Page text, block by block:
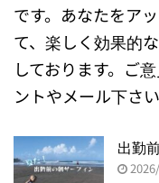
です。あなたをア
て、楽しく効果的
しております。ご
ントやメール下さ
出勤